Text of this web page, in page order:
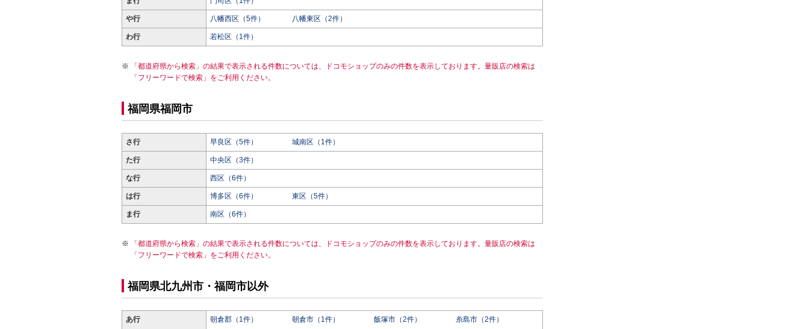
や行 八幡西区（5件） 八幡東区（2件）
わ行 若松区（1件）
「都道府県から検索」の結果で表示される件数については、ドコモショップのみの件数を表示しております。量販店の検索は
「フリーワードで検索」をご利用ください。
福岡県福岡市
さ行 早良区（5件） 城南区（1件）
た行 中央区（3件）
な行 西区（6件）
は行 博多区（6件） 東区（5件）
ま行 南区（6件）
「都道府県から検索」の結果で表示される件数については、ドコモショップのみの件数を表示しております。量販店の検索は
「フリーワードで検索」をご利用ください。
福岡県北九州市・福岡市以外
あ行 朝倉郡（1件） 朝倉市（1件） 飯塚市（2件）
糸島市（2件）